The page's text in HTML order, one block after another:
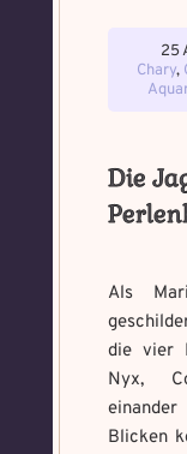
25
Chary,
Die
Als
die vier
Nyx,
Blicken